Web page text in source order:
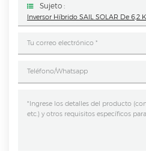
Sujeto :
Inversor Híbrido SAIL SOLAR De 6,2